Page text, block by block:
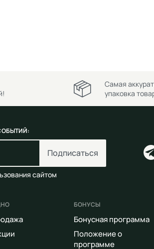
Самая
упаковка
Подписаться
сайтом
БОНУСЫ
Бонусная программа
Положение о
программе